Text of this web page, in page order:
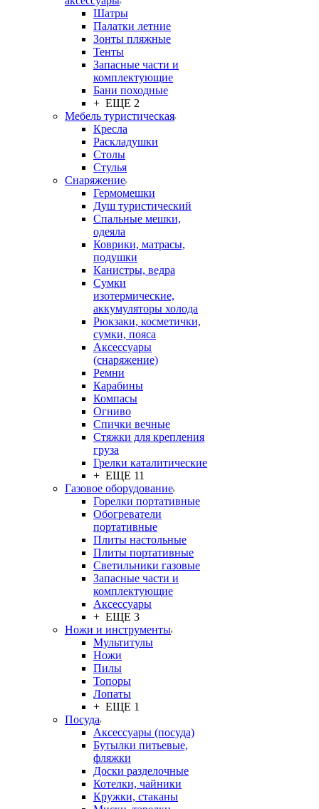
Шатры
Палатки летние
Зонты пляжные
Тенты
Запасные части и
комплектующие
Бани походные
+ ЕЩЕ 2
Мебель туристическая
Кресла
Раскладушки
Столы
Стулья
Снаряжение
Гермомешки
Душ туристический
Спальные мешки,
одеяла
Коврики, матрасы,
подушки
Канистры, ведра
Сумки
изотермические,
аккумуляторы холода
Рюкзаки, косметички,
сумки, пояса
Аксессуары
(снаряжение)
Ремни
Карабины
Компасы
Огниво
Спички вечные
Стяжки для крепления
груза
Грелки каталитические
+ ЕЩЕ 11
Газовое оборудование
Горелки портативные
Обогреватели
портативные
Плиты настольные
Плиты портативные
Светильники газовые
Запасные части и
комплектующие
Аксессуары
+ ЕЩЕ 3
Ножи и инструменты
Мультитулы
Ножи
Пилы
Топоры
Лопаты
+ ЕЩЕ 1
Посуда
Аксессуары (посуда)
Бутылки питьевые,
фляжки
Доски разделочные
Котелки, чайники
Кружки, стаканы